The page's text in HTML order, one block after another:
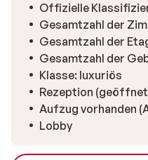
diesem Stil: edle
sowie ein Farbkonzept,
sorgt. Das Hotel wirkt wie
Kunstgalerie, luxuriösem
– ein Ort, an dem
aufeinandertreffen.
Piste wartet
oder bei einem guten
Kurz gesagt: die
Offizielle
Gesamtzahl der
Gesamtzahl der
Gesamtzahl der
Klasse: luxuriös
Aufzug vorhanden
Lobby